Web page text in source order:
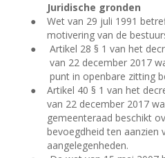
Juridische gronden
●
Wet van 29 juli 1991
motivering van de
●
Artikel 28 § 1 van het
van 22 december 2017
punt in openbare zitting
●
Artikel 40 § 1 van het
van 22 december 2017
gemeenteraad beschikt
bevoegdheid ten aanzien
aangelegenheden.